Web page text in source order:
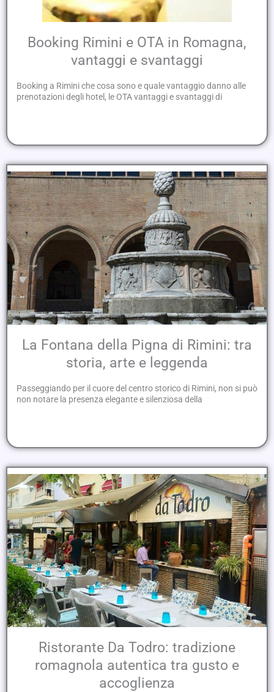
Booking Rimini e OTA in Romagna,
vantaggi e svantaggi
Booking a Rimini che cosa sono e quale vantaggio danno alle
prenotazioni degli hotel, le OTA vantaggi e svantaggi di
La Fontana della Pigna di Rimini: tra
storia, arte e leggenda
Passeggiando per il cuore del centro storico di Rimini, non si può
non notare la presenza elegante e silenziosa della
Ristorante Da Todro: tradizione
romagnola autentica tra gusto e
accoglienza